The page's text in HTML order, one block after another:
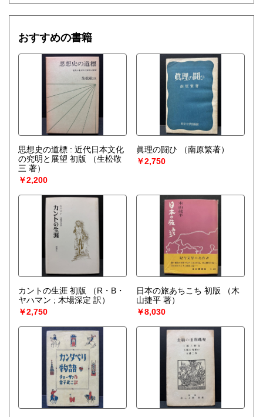
おすすめの書籍
思想史の道標 : 近代日本文化
の究明と展望 初版
（生松敬
三 著）
￥2,200
眞理の闘ひ
（南原繁著）
￥2,750
カントの生涯 初版
（R・B・
ヤハマン ; 木場深定 訳）
￥2,750
日本の旅あちこち 初版
（木
山捷平 著）
￥8,030